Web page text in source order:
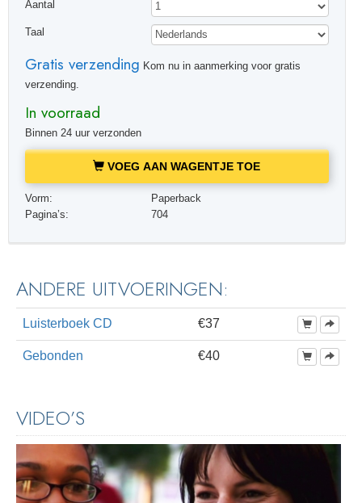
Aantal
Taal
Gratis verzending Kom nu in aanmerking voor gratis
verzending.
In voorraad
Binnen 24 uur verzonden
VOEG AAN WAGENTJE TOE
Vorm:
Paperback
Pagina’s:
704
ANDERE UITVOERINGEN:
Luisterboek CD €37
Gebonden €40
VIDEO’S